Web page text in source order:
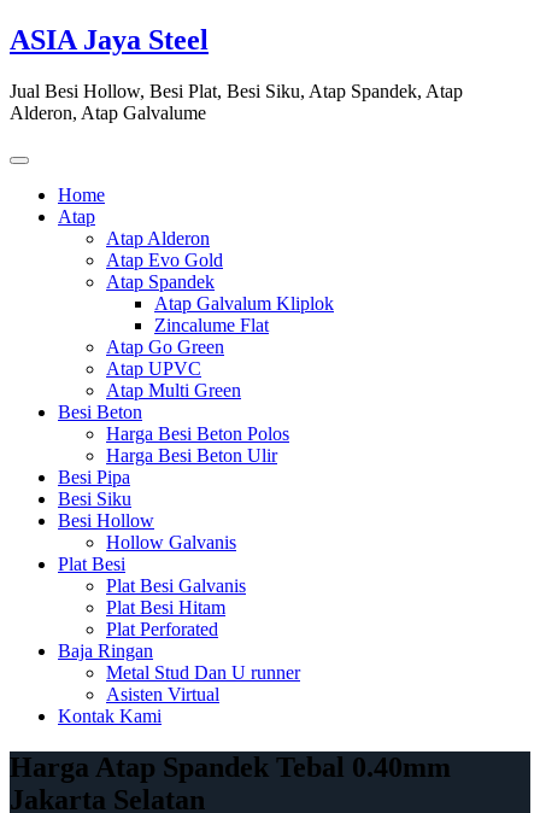
Skip
to
ASIA Jaya Steel
Jual Besi Hollow, Besi Plat, Besi Siku, Atap Spandek, Atap
Alderon, Atap Galvalume
Home
Atap
Atap Alderon
Atap Evo Gold
Atap Spandek
Atap Galvalum Kliplok
Zincalume Flat
Atap Go Green
Atap UPVC
Atap Multi Green
Besi Beton
Harga Besi Beton Polos
Harga Besi Beton Ulir
Besi Pipa
Besi Siku
Besi Hollow
Hollow Galvanis
Plat Besi
Plat Besi Galvanis
Plat Besi Hitam
Plat Perforated
Baja Ringan
Metal Stud Dan U runner
Asisten Virtual
Kontak Kami
Harga Atap Spandek Tebal 0.40mm
Jakarta Selatan